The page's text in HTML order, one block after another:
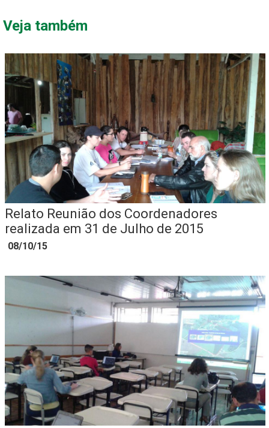
Veja também
Relato Reunião dos Coordenadores
realizada em 31 de Julho de 2015
08/10/15